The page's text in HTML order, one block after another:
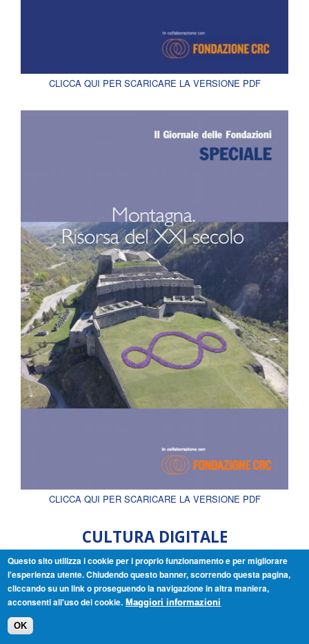
CLICCA QUI PER SCARICARE LA VERSIONE PDF
CLICCA QUI PER SCARICARE LA VERSIONE PDF
CULTURA DIGITALE
in partnership con DiCultHer:
Questo sito utilizza i cookie per i proprio funzionamento e per migliorare
l'esperienza utente. Chiudendo questo banner, scorrendo questa pagina,
cliccando su un link o proseguendo la navigazione in altra maniera,
acconsenti all'uso dei cookie. Maggiori informazioni
OK